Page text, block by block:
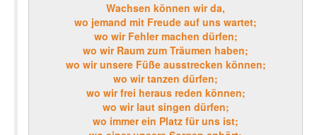
Wachsen können wir da,
wo jemand mit Freude auf uns wartet;
wo wir Fehler machen dürfen;
wo wir Raum zum Träumen haben;
wo wir unsere Füße ausstrecken können;
wo wir tanzen dürfen;
wo wir frei heraus reden können;
wo wir laut singen dürfen;
wo immer ein Platz für uns ist;